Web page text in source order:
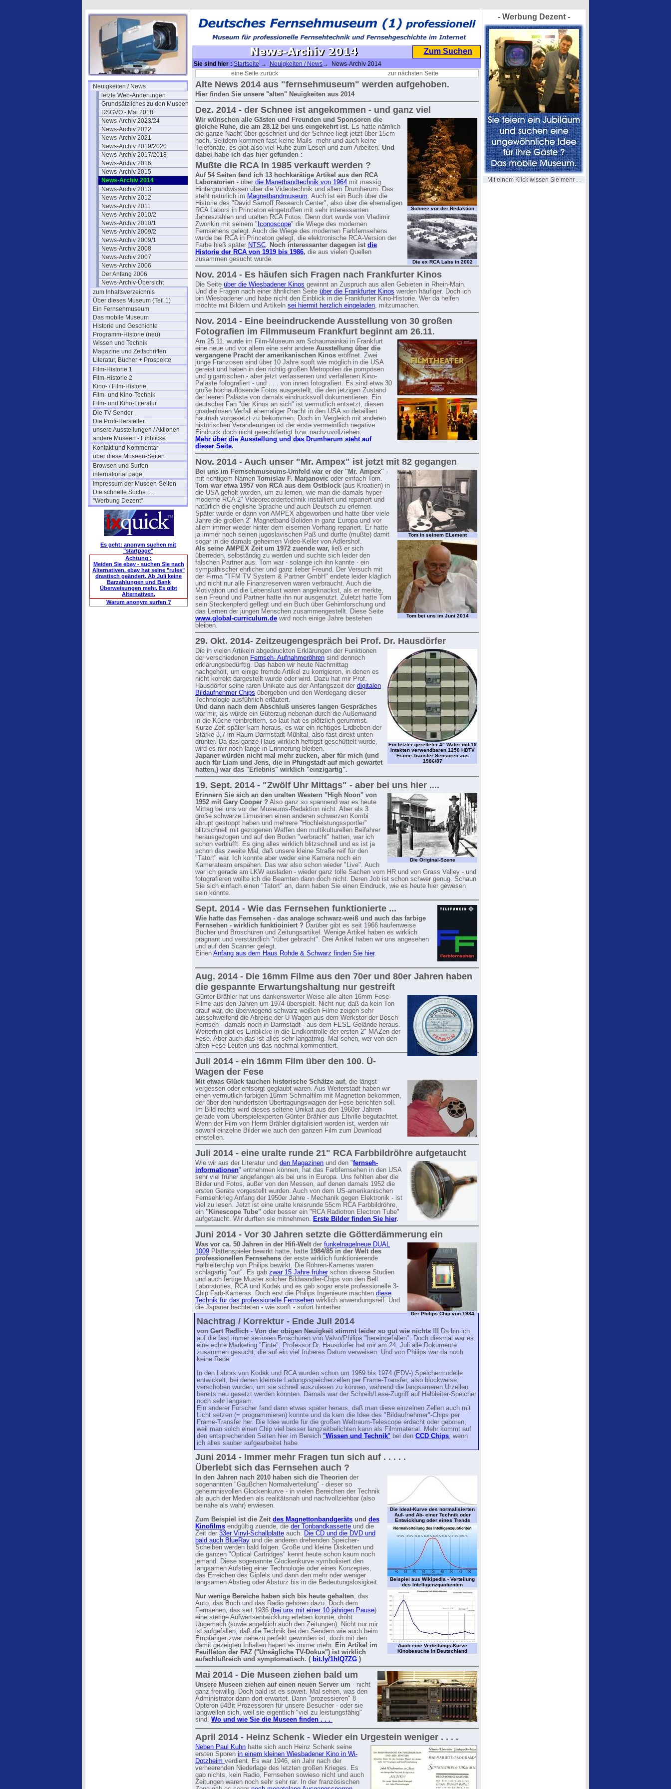
Neuigkeiten / News
letzte Web-Änderungen
Grundsätzliches zu den Museen
DSGVO - Mai 2018
News-Archiv 2023/24
News-Archiv 2022
News-Archiv 2021
News-Archiv 2019/2020
News-Archiv 2017/2018
News-Archiv 2016
News-Archiv 2015
News-Archiv 2014
News-Archiv 2013
News-Archiv 2012
News-Archiv 2011
News-Archiv 2010/2
News-Archiv 2010/1
News-Archiv 2009/2
News-Archiv 2009/1
News-Archiv 2008
News-Archiv 2007
News-Archiv 2006
Der Anfang 2006
News-Archiv-Übersicht
zum Inhaltsverzeichnis
Über dieses Museum (Teil 1)
Ein Fernsehmuseum
Das mobile Museum
Historie und Geschichte
Programm-Historie (neu)
Wissen und Technik
Magazine und Zeitschriften
Literatur, Bücher + Prospekte
Film-Historie 1
Film-Historie 2
Kino- / Film-Historie
Film- und Kino-Technik
Film- und Kino-Literatur
Die TV-Sender
Die Profi-Hersteller
unsere Ausstellungen / Aktionen
andere Museen - Einblicke
Kontakt und Kommentar
über diese Museen-Seiten
Browsen und Surfen
international page
Impressum der Museen-Seiten
Die schnelle Suche .....
"Werbung Dezent"
Es geht: anonym suchen mit
"startpage"
Achtung :
Meiden Sie ebay - suchen Sie nach
Alternativen. ebay hat seine "rules"
drastisch geändert. Ab Juli keine
Barzahlungen und Bank
Überweisungen mehr. Es gibt
Alternativen.
Warum anonym surfen ?
Zum Suchen
Sie sind hier : Startseite → Neuigkeiten / News→ News-Archiv 2014
eine Seite zurück
zur nächsten Seite
Alte News 2014 aus "fernsehmuseum" werden aufgehoben.
Hier finden Sie unsere "alten" Neuigkeiten aus 2014
Dez. 2014 - der Schnee ist angekommen - und ganz viel
Schnee vor der Redaktion
Die ex RCA Labs in 2002
Wir wünschen alle Gästen und Freunden und Sponsoren die
gleiche Ruhe, die am 28.12 bei uns eingekehrt ist. Es hatte nämlich
die ganze Nacht über geschneit und der Schnee liegt jetzt über 15cm
hoch. Seitdem kommen fast keine Mails mehr und auch keine
Telefonate, es gibt also viel Ruhe zum Lesen und zum Arbeiten. Und
dabei habe ich das hier gefunden :
Mußte die RCA in 1985 verkauft werden ?
Auf 54 Seiten fand ich 13 hochkarätige Artikel aus den RCA
Laboratorien - über die Manetbandtechnik von 1964 mit massig
Hintergrundwissen über die Videotechnik und allem Drumherum. Das
steht natürlich im Magnetbandmuseum. Auch ist ein Buch über die
Historie des "David Sarnoff Research Center", also über die ehemaligen
RCA Labors in Princeton eingetroffen mit sehr interessanten
Jahreszahlen und uralten RCA Fotos. Denn dort wurde von Vladimir
Zworikin mit seinem " Iconoscope" die Wiege des modernen
Fernsehens gelegt. Auch die Wiege des modernen Farbfernsehens
wurde bei RCA in Princeton gelegt, die elektronische RCA-Version der
Farbe hieß später NTSC. Noch interessanter dagegen ist die
Historie der RCA von 1919 bis 1986, die aus vielen Quellen
zusammen gesucht wurde.
Nov. 2014 - Es häufen sich Fragen nach Frankfurter Kinos
Die Seite über die Wiesbadener Kinos gewinnt an Zuspruch aus allen Gebieten in Rhein-Main.
Und die Fragen nach einer ähnlichen Seite über die Frankfurter Kinos werden häufiger. Doch ich
bin Wiesbadener und habe nicht den Einblick in die Frankfurter Kino-Historie. Wer da helfen
möchte mit Bildern und Artikeln sei hiermit herzlich eingeladen, mitzumachen.
Nov. 2014 - Eine beeindruckende Ausstellung von 30 großen
Fotografien im Filmmuseum Frankfurt beginnt am 26.11.
Am 25.11. wurde im Film-Museum am Schaumainkai in Frankfurt
eine neue und vor allem eine sehr andere Ausstellung über die
vergangene Pracht der amerikanischen Kinos eröffnet. Zwei
junge Franzosen sind über 10 Jahre sooft wie möglich in die USA
gereist und haben in den richtig großen Metropolen die pompösen
und gigantischen - aber jetzt verlassenen und verfallenen Kino-
Paläste fofografiert - und . . . von innen fotografiert. Es sind etwa 30
große hochauflösende Fotos ausgestellt, die den jetzigen Zustand
der leeren Paläste von damals eindrucksvoll dokumentieren. Ein
deutscher Fan "der Kinos an sich" ist vermutlich entsetzt, diesen
gnadenlosen Verfall ehemaliger Pracht in den USA so detailliert
hautnah vorgesetzt zu bekommen. Doch im Vergleich mit anderen
historischen Veränderungen ist der erste vermeintlich negative
Eindruck doch nicht gerechtfertigt bzw. nachzuvollziehen.
Mehr über die Ausstellung und das Drumherum steht auf
dieser Seite.
Nov. 2014 - Auch unser "Mr. Ampex" ist jetzt mit 82 gegangen
Tom in seinem ELement
Tom bei uns im Juni 2014
Bei uns im Fernsehmuseums-Umfeld war er der "Mr. Ampex" -
mit richtigem Namen Tomislav F. Marjanovic oder einfach Tom.
Tom war etwa 1957 von RCA aus dem Ostblock (aus Kroatien) in
die USA geholt worden, um zu lernen, wie man die damals hyper-
moderne RCA 2" Videorecordertechnik installiert und repariert und
natürlich die englishe Sprache und auch Deutsch zu erlernen.
Später wurde er dann von AMPEX abgeworben und hatte über viele
Jahre die großen 2" Magnetband-Boliden in ganz Europa und vor
allem immer wieder hinter dem eisernen Vorhang repariert. Er hatte
ja immer noch seinen jugoslavischen Paß und durfte (mußte) damit
sogar in die damals geheimen Video-Keller von Adlershof.
Als seine AMPEX Zeit um 1972 zuende war, ließ er sich
überreden, selbständig zu werden und suchte sich leider den
falschen Partner aus. Tom war - solange ich ihn kannte - ein
sympathischer ehrlicher und ganz lieber Freund. Der Versuch mit
der Firma "TFM TV System & Partner GmbH" endete leider kläglich
und nicht nur alle Finanzreserven waren verbraucht. Auch die
Motivation und die Lebenslust waren angeknackst, als er merkte,
sein Freund und Partner hatte ihn nur ausgenutzt. Zuletzt hatte Tom
sein Steckenpferd geflegt und ein Buch über Gehirnforschung und
das Lernen der jungen Menschen zusammengestellt. Diese Seite
www.global-curriculum.de wird noch einige Jahre bestehen
bleiben.
29. Okt. 2014- Zeitzeugengespräch bei Prof. Dr. Hausdörfer
Ein letzter geretteter 4" Wafer mit 19
intakten verwendbaren 1250 HDTV
Frame-Transfer Sensoren aus
1986/87
Die in vielen Artikeln abgedruckten Erklärungen der Funktionen
der verschiedenen Fernseh- Aufnahmeröhren sind dennoch
erklärungsbedürftig. Das haben wir heute Nachmittag
nachgeholt, um einige fremde Artikel zu korrigieren, in denen es
nicht korrekt dargestellt wurde oder wird. Dazu hat mir Prof.
Hausdörfer seine raren Unikate aus der Anfangszeit der digitalen
Bildaufnehmer Chips übergeben und den Werdegang dieser
Technologie ausführlich erläutert.
Und dann nach dem Abschluß unseres langen Gespräches
war mir, als würde ein Güterzug nebenan durch die Außenwand
in die Küche reinbrettern, so laut hat es plötzlich gerummst.
Kurze Zeit später kam heraus, es war ein richtiges Erdbeben der
Stärke 3,7 im Raum Darmstadt-Mühltal, also fast direkt unten
drunter. Da das ganze Haus wirklich heftigst geschüttelt wurde,
wird es mir noch lange in Erinnerung bleiben.
Japaner würden nicht mal mehr zucken, aber für mich (und
auch für Liam und Jens, die in Pfungstadt auf mich gewartet
hatten,) war das "Erlebnis" wirklich "einzigartig".
19. Sept. 2014 - "Zwölf Uhr Mittags" - aber bei uns hier ....
Die Original-Szene
Erinnern Sie sich an den uralten Western "High Noon" von
1952 mit Gary Cooper ? Also ganz so spannend war es heute
Mittag bei uns vor der Museums-Redaktion nicht. Aber als 3
große schwarze Limusinen einen anderen schwarzen Kombi
abrupt gestoppt haben und mehrere "Hochleistungssportler"
blitzschnell mit gezogenen Waffen den multikulturellen Beifahrer
herausgezogen und auf den Boden "verbracht" hatten, war ich
schon verblüfft. Es ging alles wirklich blitzschnell und es ist ja
schon das zweite Mal, daß unsere kleine Straße reif für den
"Tatort" war. Ich konnte aber weder eine Kamera noch ein
Kamerateam erspähen. Das war also schon wieder "Live". Auch
war ich gerade am LKW ausladen - wieder ganz tolle Sachen vom HR und von Grass Valley - und
fotografieren wollte ich die Beamten dann doch nicht. Deren Job ist schon schwer genug. Schaun
Sie sich einfach einen "Tatort" an, dann haben Sie einen Eindruck, wie es heute hier gewesen
sein könnte.
Sept. 2014 - Wie das Fernsehen funktionierte ...
Wie hatte das Fernsehen - das analoge schwarz-weiß und auch das farbige
Fernsehen - wirklich funktioiniert ? Darüber gibt es seit 1966 haufenweise
Bücher und Broschüren und Zeitungsartikel. Wenige Artikel haben es wirklich
prägnant und verständlich "rüber gebracht". Drei Artikel haben wir uns angesehen
und auf den Scanner gelegt.
Einen Anfang aus dem Haus Rohde & Schwarz finden Sie hier.
Aug. 2014 - Die 16mm Filme aus den 70er und 80er Jahren haben
die gespannte Erwartungshaltung nur gestreift
Günter Brähler hat uns dankenswerter Weise alle alten 16mm Fese-
Filme aus den Jahren um 1974 überspielt. Nicht nur, daß da kein Ton
drauf war, die überwiegend schwarz weißen Filme zeigen sehr
ausschweifend die Abreise der Ü-Wagen aus dem Werkstor der Bosch
Fernseh - damals noch in Darmstadt - aus dem FESE Gelände heraus.
Weiterhin gibt es Einblicke in die Endkontrolle der ersten 2" MAZen der
Fese. Aber auch das ist alles sehr langatmig. Mal sehen, wer von den
alten Fese-Leuten uns das nochmal kommentiert.
Juli 2014 - ein 16mm Film über den 100. Ü-
Wagen der Fese
Mit etwas Glück tauchen historische Schätze auf, die längst
vergessen oder entsorgt geglaubt waren. Aus Weiterstadt haben wir
einen vermutlich farbigen 16mm Schmalfilm mit Magnetton bekommen,
der über den hundertsten Übertragungswagen der Fese berichten soll.
Im Bild rechts wird dieses seltene Unikat aus den 1960er Jahren
gerade vom Überspielexperten Günter Brähler aus Eltville begutachtet.
Wenn der Film von Herrn Brähler digitalisiert worden ist, werden wir
sowohl einzelne Bilder wie auch den ganzen Film zum Download
einstellen.
Juli 2014 - eine uralte runde 21" RCA Farbbildröhre aufgetaucht
Wie wir aus der Literatur und den Magazinen und den "fernseh-
informationen" entnehmen können, hat das Farbfernsehen in den USA
sehr viel früher angefangen als bei uns in Europa. Uns fehlten aber die
Bilder und Fotos, außer von den Messen, auf denen damals 1952 die
ersten Geräte vorgestellt wurden. Auch von dem US-amerikanischen
Fernsehkrieg Anfang der 1950er Jahre - Mechanik gegen Elektronik - ist
viel zu lesen. Jetzt ist eine uralte kreisrunde 55cm RCA Farbbildröhre,
ein "Kinescope Tube" oder besser ein "RCA Radiotron Electron Tube"
aufgetaucht. Wir durften sie mitnehmen. Erste Bilder finden Sie hier.
Juni 2014 - Vor 30 Jahren setzte die Götterdämmerung ein
Der Philips Chip von 1984
Was vor ca. 50 Jahren in der Hifi-Welt der funkelnagelneue DUAL
1009 Plattenspieler bewirkt hatte, hatte 1984/85 in der Welt des
professionellen Fernsehens der erste wirklich funktionierende
Halbleiterchip von Philips bewirkt. Die Röhren-Kameras waren
schlagartig "out". Es gab zwar 15 Jahre früherschon diverse Studien
und auch fertige Muster solcher Bildwandler-Chips von den Bell
Laboratories, RCA und Kodak und es gab sogar erste professionelle 3-
Chip Farb-Kameras. Doch erst die Philips Ingenieure machten diese
Technik für das professionelle Fernsehen wirklich anwendungsreif. Und
die Japaner hechteten - wie sooft - sofort hinterher.
Nachtrag / Korrektur - Ende Juli 2014
von Gert Redlich - Von der obigen Neuigkeit stimmt leider so gut wie nichts !!! Da bin ich
auf die fast immer seriösen Broschüren von Valvo/Philips "hereingefallen". Doch diesmal war es
eine echte Marketing "Finte". Professor Dr. Hausdörfer hat mir am 24. Juli alle Dokumente
zusammen gesucht, die auf ein viel früheres Datum verweisen. Und von Philips war da noch
keine Rede.
In den Labors von Kodak und RCA wurden schon um 1969 bis 1974 (EDV-) Speichermodelle
entwickelt, bei denen kleinste Ladungsspeicherzellen per Frame-Transfer, also blockweise,
verschoben wurden, um sie schnell auszulesen zu können, während die langsameren Urzellen
bereits neu gesetzt werden konnten. Damals war der Schreib/Lese-Zugriff auf Halbleiter-Speicher
noch sehr langsam.
Ein anderer Forscher fand dann etwas später heraus, daß man diese einzelnen Zellen auch mit
Licht setzen (= programmieren) konnte und da kam die Idee des "Bildaufnehmer"-Chips per
Frame-Transfer her. Die Idee wurde für die großen Weltraum-Telescope erdacht oder geboren,
weil man solch einen Chip viel besser langzeitbelichten kann als Filmmaterial. Mehr kommt auf
den entsprechenden Seiten hier im Bereich "Wissen und Technik" bei den CCD Chips, wenn
ich alles sauber aufgearbeitet habe.
Juni 2014 - Immer mehr Fragen tun sich auf . . . . .
Überlebt sich das Fernsehen auch ?
Die Ideal-Kurve des normalisierten
Auf- und Ab- einer Technik oder
Entwicklung oder eines Trends
Beispiel aus Wikipedia - Verteilung
des Intelligenzquotienten
Auch eine Verteilungs-Kurve
Kinobesuche in Deutschland
In den Jahren nach 2010 haben sich die Theorien der
sogenannten "Gaußchen Normalverteilung" - dieser so
geheimnisvollen Glockenkurve - in vielen Bereichen der Technik
als auch der Medien als realitätsnah und nachvollziehbar (also
beinahe als wahr) erwiesen.
Zum Beispiel ist die Zeit des Magnettonbandgeräts und des
Kinofilms endgültig zuende, die der Tonbandkassette und die
Zeit der 33er Vinyl-Schallplatte auch. Die CD und die DVD und
bald auch BlueRay und die anderen drehenden Speicher-
Scheiben werden bald folgen. Große und kleine Disketten und
die ganzen "Optical Cartridges" kennt heute schon kaum noch
jemand. Diese sogenannte Glockenkurve symbolisiert den
langsamen Aufstieg einer Technologie oder eines Konzeptes,
das Erreichen des Gipfels und dann den mehr oder weniger
langsamen Abstieg oder Absturz bis in die Bedeutungslosigkeit.
Nur wenige Bereiche haben sich bis heute gehalten, das
Auto, das Buch und das Radio gehören dazu. Doch dem
Fernsehen, das seit 1936 (bei uns mit einer 10 jährigen Pause)
eine stetige Aufwärtsentwicklung erleben konnte, droht
Ungemach (sowie angeblich auch den Zeitungen). Nicht nur mir
ist aufgefallen, daß die Technik bei den Sendern wie auch beim
Empfänger zwar nahezu perfekt geworden ist, doch mit den
damit gezeigten Inhalten hapert es immer mehr. Ein Artikel im
Feuilleton der FAZ ("Unsägliche TV-Dokus") ist wirklich
aufschlußreich und symptomatisch. ( bit.ly/1hlQ7ZG )
Mai 2014 - Die Museen ziehen bald um
Unsere Museen ziehen auf einen neuen Server um - nicht
ganz freiwillig. Doch bald ist es soweit. Mal sehen, was den
Administrator dann dort erwartet. Dann "prozessieren" 8
Opteron 64Bit Prozessoren für unsere Besucher - oder sie
langweilen sich, weil sie eigentlich "viel zu leistungsfähig"
sind. Wo und wie Sie die Museen finden . . .
April 2014 - Heinz Schenk - Wieder ein Urgestein weniger . . . .
Neben Paul Kuhn hatte sich auch Heinz Schenk seine
ersten Sporen in einem kleinen Wiesbadener Kino in Wi-
Dotzheim verdient. Es war 1946, ein Jahr nach der
verheerenden Niederlage des letzten großen Krieges. Es
gab nichts, kein Radio, Fernsehen sowieso nicht und auch
Zeitungen waren noch sehr sehr rar. In der französischen
- Werbung Dezent -
Mit einem Klick wissen Sie mehr . .